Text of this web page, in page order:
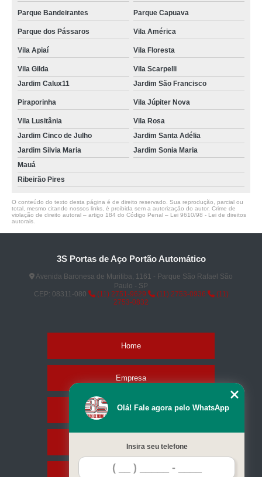
Parque Bandeirantes Parque Capuava
Parque dos Pássaros Vila América
Vila Apiaí Vila Floresta
Vila Gilda
Vila Scarpelli
Jardim Calux11
Jardim São Francisco
Piraporinha Vila Júpiter Nova
Vila Lusitânia
Vila Rosa
Jardim Cinco de Julho
Jardim Santa Adélia
Jardim Silvia Maria
Jardim Sonia Maria
Mauá
Ribeirão Pires
O conteúdo do texto desta página é de direito reservado. Sua reprodução, parcial ou
total, mesmo citando nossos links, é proibida sem a autorização do autor. Crime de
violação de direito autoral – artigo 184 do Código Penal – Lei 9610/98 - Lei de direitos
autorais
3S Portas de Aço Portão Automático
Avenida Baronesa de Muritiba, 1161 - Parque São Rafael São
Paulo - SP
CEP: 08311-080
(11) 2751-9629 (11) 2753-0936
(11)
2753-0832
Home
Empresa
Missão
Serviços
Contato
Olá! Fale agora pelo WhatsApp
Insira seu telefone